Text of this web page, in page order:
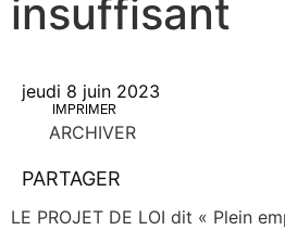
insuffisant
jeudi 8 juin 2023
IMPRIMER
ARCHIVER
PARTAGER
LE PROJET DE LOI dit « Plein